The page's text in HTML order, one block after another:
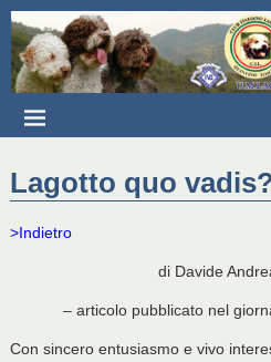
Lagotto quo
>Indietro
di Davide
– articolo pubblicato nel
Con sincero entusiasmo e vivo